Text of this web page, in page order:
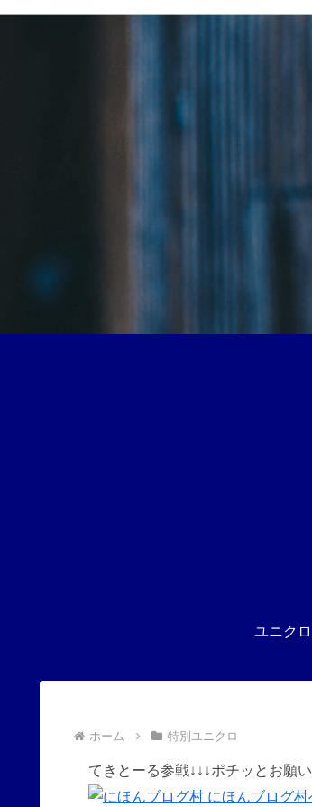
ユニク
ホーム 特別ユニクロ
てきとーる参戦↓↓↓ポチッとお願い